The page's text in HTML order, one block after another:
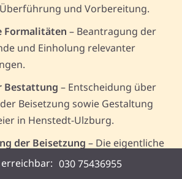
und Vorbereitung.
Formalitäten – Beantragung der
und Einholung relevanter
Bestattung – Entscheidung über
Beisetzung sowie Gestaltung
in Henstedt-Ulzburg.
der Beisetzung – Die eigentliche
einfühlsam nach Ihren
030 75436955